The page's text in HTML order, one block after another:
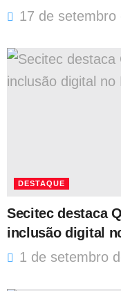
17 de setembro
DESTAQUE
Secitec destaca
inclusão digital
1 de setembro